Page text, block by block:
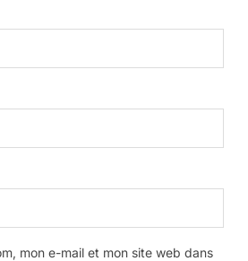
mon e-mail et mon site web dans